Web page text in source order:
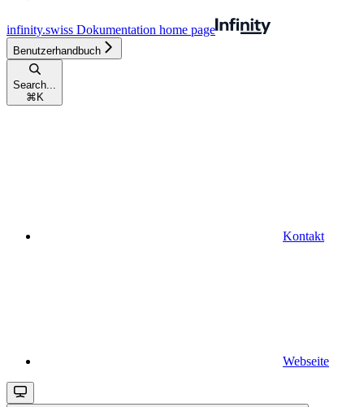
infinity.swiss Dokumentation home page
Benutzerhandbuch
Search...
⌘ K
Kontakt
Webseite